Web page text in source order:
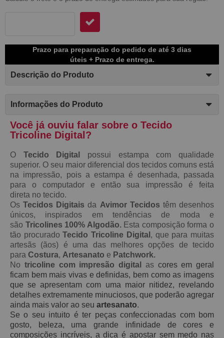
Prazo para preparação do pedido de até 3 dias
úteis + Prazo de entrega.
Descrição do Produto
Informações do Produto
Você já ouviu falar sobre o Tecido
Tricoline Digital?
O Tecido Digital possui estampa com qualidade
superior. O seu maior diferencial dos tecidos comuns está
na impressão, pois a estampa é desenhada, passada
para o computador e então sua impressão é feita
direta no tecido.
OsTecidos Digitaisda Avimor Tecidos têm desenhos
únicos, inspirados em tendências de moda e
são Tricolines 100% Algodão.Esta composição forma o
tão procuradoTecido Tricoline Digital , que para muitas
artesãs (ãos) é uma das melhores opções de tecido
para Costura, Artesanato e Patchwork.
No tricoline com impresão digital ascores em geral
ficam bem mais vivas e definidas, bem como as imagens
que se apresentam com uma maior nitidez, revelando
detalhes extremamente minuciosos, que poderão agregar
ainda mais valor ao seu artesanato.
Se o seu intuito é ter peças confeccionadas com bom
gosto, beleza, uma grande infinidade de cores e
composições incríveis, a dica é apostar sem medo nas